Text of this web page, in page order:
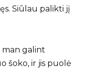
Siūlau palikti jį
man galint
šoko, ir jis puolė